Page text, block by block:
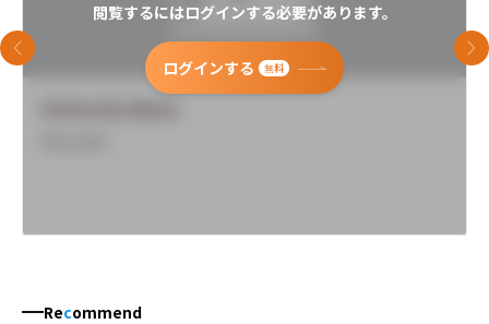
閲覧するにはログインする必要があります。
ログインする 無料
前のスライド 次
Recommend